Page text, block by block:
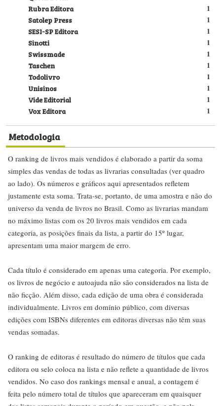
1
Rubra Editora
1
Satolep Press
1
SESI-SP Editora
1
Sinotti
1
Swissmade
1
Taschen
1
Todolivro
1
Unisinos
1
Vide Editorial
1
Vox Editora
Metodologia
O ranking de livros mais vendidos é elaborado a partir da soma
simples das vendas de todas as livrarias consultadas (ver quadro
ao lado). Os números e gráficos aqui apresentados refletem
justamente esta soma. Trata-se, portanto, de uma amostra e não do
universo da venda de livros no Brasil. Como as livrarias mandam
no máximo listas com os 20 livros mais vendidos em cada
categoria, as posições finais da lista, a partir do 15º lugar,
apresentam uma maior margem de erro.
Cada título é considerado em apenas uma categoria. Por exemplo,
os livros de negócio e autoajuda não são considerados na lista de
não ficção. Além disso, cada edição de uma obra é considerada
individualmente. Livros em domínio público, com diversas
edições com ISBNs diferentes em editoras diversas não têm suas
vendas somadas.
O ranking de editoras é resultado do número de títulos que cada
editora ou selo coloca na lista e não reflete a quantidade de livros
vendidos. No caso dos rankings mensal e anual, a contagem é
feita pelo número total de títulos que apareceram em quaisquer